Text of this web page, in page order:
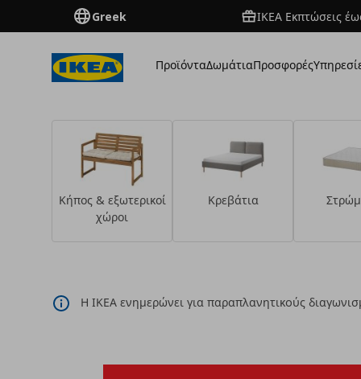
Greek ΙΚΕΑ Εκπτώσεις
ΠροϊόνταΔωμάτιαΠροσφορές
Κήπος & εξωτερικοί
χώροι
Κρεβάτια
Η ΙΚΕΑ ενημερώνει για παραπλανητικoύς